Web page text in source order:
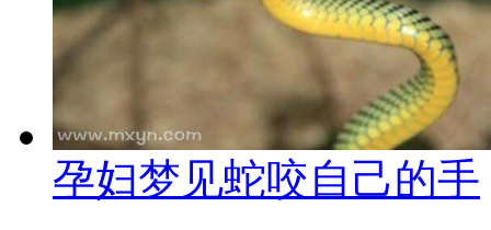
孕妇梦见蛇咬自己的手